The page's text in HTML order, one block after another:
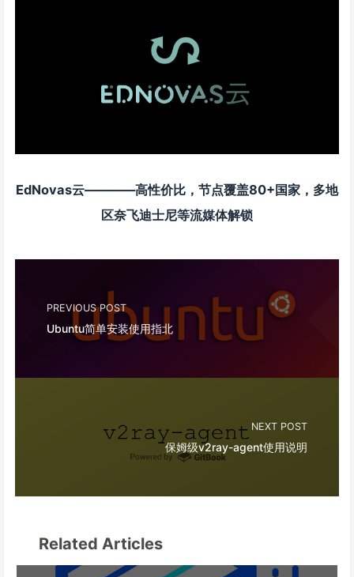
EdNovas云————高性价比，节点覆盖80+国家，多地
区奈飞迪士尼等流媒体解锁
PREVIOUS POST
Ubuntu简单安装使用指北
NEXT POST
保姆级v2ray-agent使用说明
Related Articles